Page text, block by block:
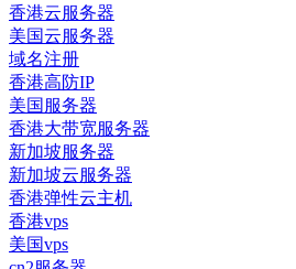
香港云服务器
美国云服务器
域名注册
香港高防IP
美国服务器
香港大带宽服务器
新加坡服务器
新加坡云服务器
香港弹性云主机
香港vps
美国vps